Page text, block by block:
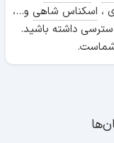
، اسکناس شاهی و...،
داشته باشید.
شماست.